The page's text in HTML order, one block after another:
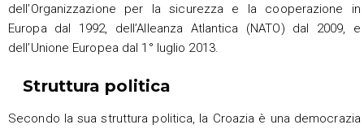
dell’Organizzazione per la sicurezza e la cooperazione in
Europa dal 1992, dell’Alleanza Atlantica (NATO) dal 2009, e
dell’Unione Europea dal 1° luglio 2013.
Struttura politica
Secondo la sua struttura politica, la Croazia è una democrazia